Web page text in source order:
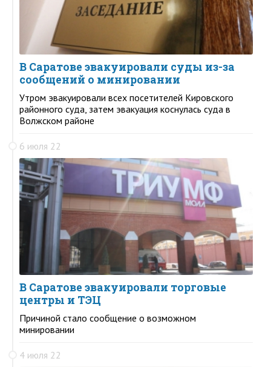
В Саратове эвакуировали суды из-за
сообщений о минировании
Утром эвакуировали всех посетителей Кировского
районного суда, затем эвакуация коснулась суда в
Волжском районе
6 июля 22
В Саратове эвакуировали торговые
центры и ТЭЦ
Причиной стало сообщение о возможном
минировании
4 июля 22